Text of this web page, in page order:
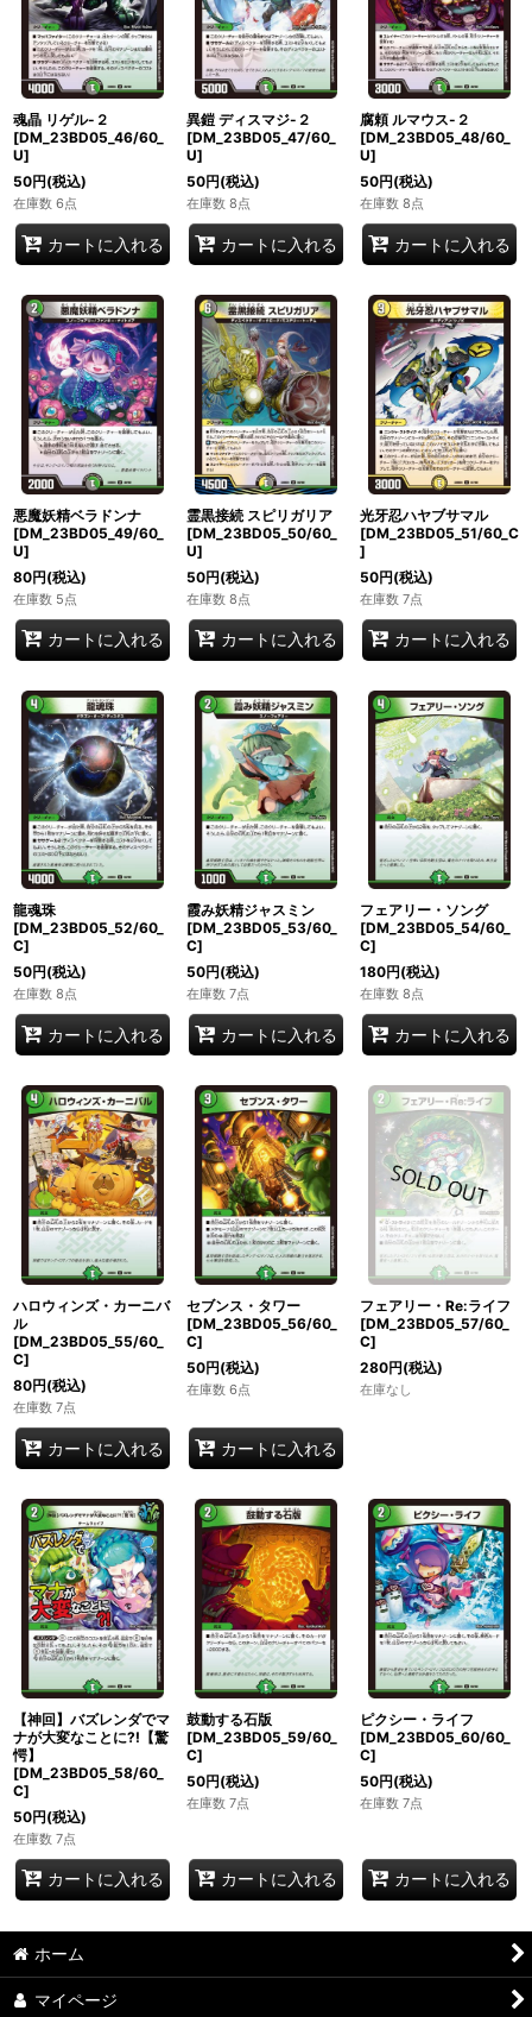
魂晶 リゲル-２
[DM_23BD05_46/60_
U]
50円(税込)
在庫数 6点
カートに入れる
異鎧 ディスマジ-２
[DM_23BD05_47/60_
U]
50円(税込)
在庫数 8点
カートに入れる
腐頼 ルマウス-２
[DM_23BD05_48/60_
U]
50円(税込)
在庫数 8点
カートに入れる
悪魔妖精ベラドンナ
[DM_23BD05_49/60_
U]
80円(税込)
在庫数 5点
カートに入れる
霊黒接続 スピリガリア
[DM_23BD05_50/60_
U]
50円(税込)
在庫数 8点
カートに入れる
光牙忍ハヤブサマル
[DM_23BD05_51/60_C
]
50円(税込)
在庫数 7点
カートに入れる
龍魂珠
[DM_23BD05_52/60_
C]
50円(税込)
在庫数 8点
カートに入れる
霞み妖精ジャスミン
[DM_23BD05_53/60_
C]
50円(税込)
在庫数 7点
カートに入れる
フェアリー・ソング
[DM_23BD05_54/60_
C]
180円(税込)
在庫数 8点
カートに入れる
ハロウィンズ・カーニバ
ル
[DM_23BD05_55/60_
C]
80円(税込)
在庫数 7点
カートに入れる
セブンス・タワー
[DM_23BD05_56/60_
C]
50円(税込)
在庫数 6点
カートに入れる
フェアリー・Re:ライフ
[DM_23BD05_57/60_
C]
280円(税込)
在庫なし
【神回】バズレンダでマ
ナが大変なことに?!【驚
愕】
[DM_23BD05_58/60_
C]
50円(税込)
在庫数 7点
カートに入れる
鼓動する石版
[DM_23BD05_59/60_
C]
50円(税込)
在庫数 7点
カートに入れる
ピクシー・ライフ
[DM_23BD05_60/60_
C]
50円(税込)
在庫数 7点
カートに入れる
ホーム
マイページ